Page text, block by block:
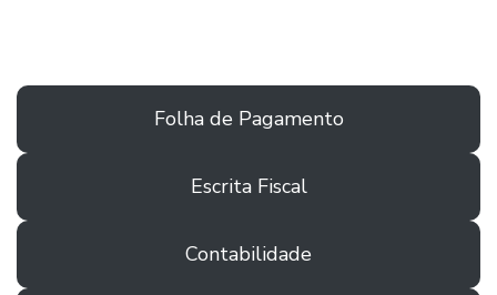
Folha de Pagamento
Escrita Fiscal
Contabilidade